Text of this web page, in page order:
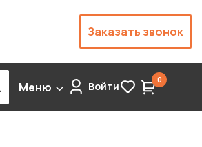
Заказать звонок
Меню Войти 0